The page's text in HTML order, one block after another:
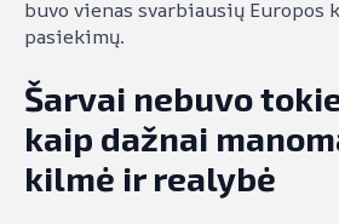
buvo vienas svarbiausių Europos
pasiekimų.
Šarvai nebuvo
kaip dažnai
kilmė ir realybė